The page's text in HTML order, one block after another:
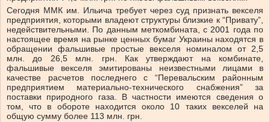
Сегодня ММК им. Ильича требует через суд признать векселя
предприятия, которыми владеют структуры близкие к “Привату”,
недействительными. По данным меткомбината, с 2001 года по
настоящее время на рынке ценных бумаг Украины находятся в
обращении фальшивые простые векселя номиналом от 2,5
млн. до 26,5 млн. грн. Как утверждают на комбинате,
фальшивые векселя эмитированы неизвестными лицами в
качестве расчетов последнего с “Перевальским районным
предприятием материально-технического снабжения” за
поставки природного газа. В частности имеются сведения о
том, что в обороте находится около 10 таких векселей на
общую сумму более 113 млн. грн.